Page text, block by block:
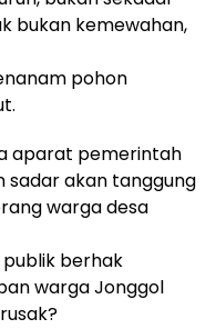
bukan kemewahan,
pohon
aparat pemerintah
sadar akan tanggung
warga desa
publik berhak
warga Jonggol